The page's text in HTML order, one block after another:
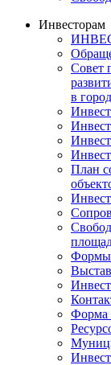
Инвесторам
Совет
в
План
Формы
Форма